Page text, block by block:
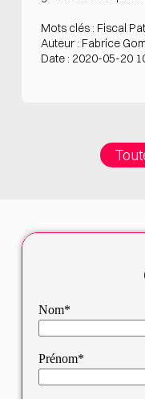
Mots clés : Fiscal
Auteur : Fabrice
Date : 2020-05-20
Nom*
Prénom*